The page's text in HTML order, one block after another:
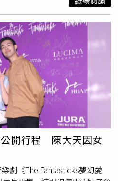
大S現在很幸福，替她感到開
旗下藝人朱軒洋7月與柴智屏
獎與金馬獎，柴智屏表示雖然
少應該感謝幫他接這2部戲的
（朱軒洋）一步一腳印接戲，
起飛時幫他做最好選擇。」更
劇和電影並沒有太大的熱情，
、苦口婆心說服他接演。提到
地說：「我的經紀團隊應該需要
薪。」女兒
傳出林瑞陽已為兒子買房要讓
被問此事極力否認，並頻說是
人目前就是維持現況，認真交
不排斥再度步入婚姻，但目前
婚。柴智屏在一旁表示林禹是
開行程 陳大天因女
劇《The Fantasticks夢幻愛